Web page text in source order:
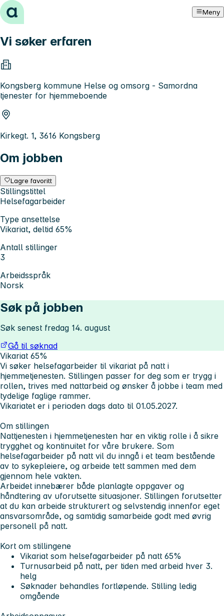
Hopp til innhold Meny
Vi søker erfaren
Kongsberg kommune Helse og omsorg - Samordna
tjenester for hjemmeboende
Kirkegt. 1, 3616 Kongsberg
Om jobben
Lagre favoritt
Stillingstittel
Helsefagarbeider
Type ansettelse
Vikariat, deltid 65%
Antall stillinger
3
Arbeidsspråk
Norsk
Søk på jobben
Søk senest fredag 14. august
Gå til søknad
Vikariat 65%
Vi søker helsefagarbeider til vikariat på natt i
hjemmetjenesten. Stillingen passer for deg som er trygg i
rollen, trives med nattarbeid og ønsker å jobbe i team med
tydelige faglige rammer.
Vikariatet er i perioden dags dato til 01.05.2027.
Om stillingen
Nattjenesten i hjemmetjenesten har en viktig rolle i å sikre
trygghet og kontinuitet for våre brukere. Som
helsefagarbeider på natt vil du inngå i et team bestående
av to sykepleiere, og arbeide tett sammen med dem
gjennom hele vakten.
Arbeidet innebærer både planlagte oppgaver og
håndtering av uforutsette situasjoner. Stillingen forutsetter
at du kan arbeide strukturert og selvstendig innenfor eget
ansvarsområde, og samtidig samarbeide godt med øvrig
personell på natt.
Kort om stillingene
Vikariat som helsefagarbeider på natt 65%
Turnusarbeid på natt, per tiden med arbeid hver 3.
helg
Søknader behandles fortløpende. Stilling ledig
omgående